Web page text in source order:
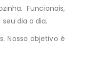
Funcionais,
seu dia a dia.
Nosso objetivo é